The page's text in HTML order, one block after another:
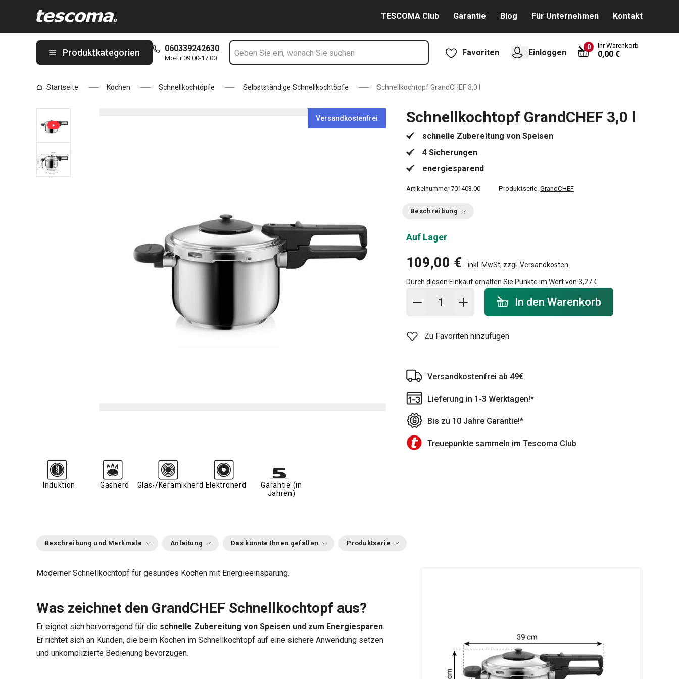
TESCOMA Club Garantie Blog Für Unternehmen Kontakt
Produktkategorien 060339242630
Mo-Fr 09:00-17:00
Favoriten Einloggen
0 Ihr Warenkorb
0,00 €
Startseite Kochen Schnellkochtöpfe Selbstständige Schnellkochtöpfe Schnellkochtopf GrandCHEF 3,0 l
Versandkostenfrei Schnellkochtopf GrandCHEF 3,0 l
schnelle Zubereitung von Speisen
4 Sicherungen
energiesparend
Artikelnummer 701403.00 Produktserie: GrandCHEF
Beschreibung
Auf Lager
109,00 € inkl. MwSt, zzgl. Versandkosten
Durch diesen Einkauf erhalten Sie Punkte im Wert von 3,27 €
In den Warenkorb - Menge
In den Warenkorb
Zu Favoriten hinzufügen
Versandkostenfrei ab 49€
Lieferung in 1-3 Werktagen!*
Bis zu 10 Jahre Garantie!*
Treuepunkte sammeln im Tescoma Club
Induktion Gasherd Glas-/Keramikherd Elektroherd
Garantie (in
Jahren)
Beschreibung und Merkmale Anleitung Das könnte Ihnen gefallen Produktserie
Moderner Schnellkochtopf für gesundes Kochen mit Energieeinsparung.
Was zeichnet den GrandCHEF Schnellkochtopf aus?
Er eignet sich hervorragend für die schnelle Zubereitung von Speisen und zum Energiesparen.
Er richtet sich an Kunden, die beim Kochen im Schnellkochtopf auf eine sichere Anwendung setzen
und unkomplizierte Bedienung bevorzugen.